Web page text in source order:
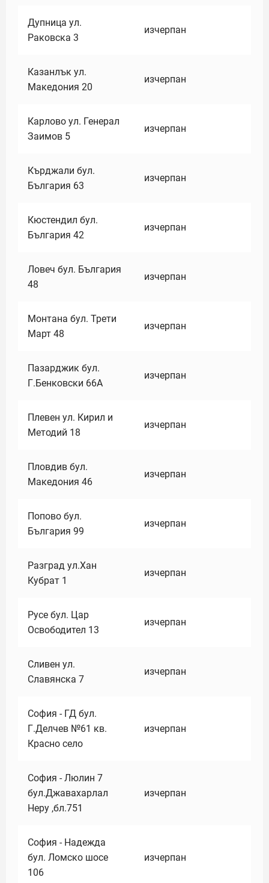
Дупница ул.
Раковска 3
изчерпан
Казанлък ул.
Македония 20
изчерпан
Карлово ул. Генерал
Заимов 5
изчерпан
Кърджали бул.
България 63
изчерпан
Кюстендил бул.
България 42
изчерпан
Ловеч бул. България
48
изчерпан
Монтана бул. Трети
Март 48
изчерпан
Пазарджик бул.
Г.Бенковски 66А
изчерпан
Плевен ул. Кирил и
Методий 18
изчерпан
Пловдив бул.
Македония 46
изчерпан
Попово бул.
България 99
изчерпан
Разград ул.Хан
Кубрат 1
изчерпан
Русе бул. Цар
Освободител 13
изчерпан
Сливен ул.
Славянска 7
изчерпан
София - ГД бул.
Г.Делчев №61 кв.
Красно село
изчерпан
София - Люлин 7
бул.Джавахарлал
Неру ,бл.751
изчерпан
София - Надежда
бул. Ломско шосе
106
изчерпан